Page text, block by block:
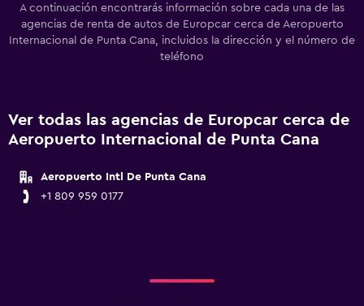
A continuación encontrarás información sobre cada una de las
agencias de renta de autos de Europcar cerca de Aeropuerto
Internacional de Punta Cana, incluidos la dirección y el número de
teléfono
Ver todas las agencias de Europcar cerca de
Aeropuerto Internacional de Punta Cana
Aeropuerto Intl De Punta Cana
+1 809 959 0177